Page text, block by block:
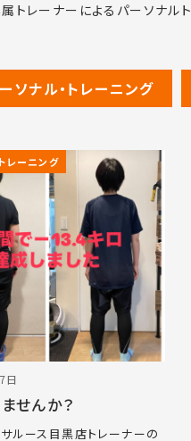
トレーナーによるパーソナル
ソナル・トレーニング
レーニング
日
せんか？
ルース目黒店トレーナーの